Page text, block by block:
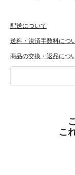
配送について
送料・決済手数料につ
商品の交換・返品につ
こ